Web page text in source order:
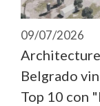
09/07/2026
Belgrado
Top 10 con